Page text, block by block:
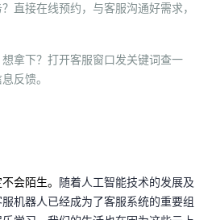
直接在线预约，与客服沟通好需求，
拿下？打开客服窗口发关键词查一
反馈。
会陌生。 随着人工智能技术的发展及
机器人已经成为了客服系统的重要组